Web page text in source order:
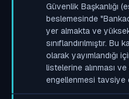
Güvenlik Başkanlığı
beslemesinde
yer almakta ve
sınıflandırılmıştır.
olarak yayımlandığı
listelerine alınması
engellenmesi tavsiye